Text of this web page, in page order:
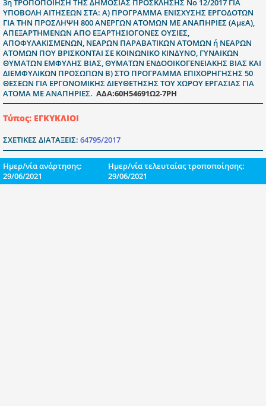
3η ΤΡΟΠΟΠΟΙΗΣΗ ΤΗΣ ΔΗΜΟΣΙΑΣ ΠΡΟΣΚΛΗΣΗΣ Νο 12/2017 ΓΙΑ
ΥΠΟΒΟΛΗ ΑΙΤΗΣΕΩΝ ΣΤΑ: Α) ΠΡΟΓΡΑΜΜΑ ΕΝΙΣΧΥΣΗΣ ΕΡΓΟΔΟΤΩΝ
ΓΙΑ ΤΗΝ ΠΡΟΣΛΗΨΗ 800 ΑΝΕΡΓΩΝ ΑΤΟΜΩΝ ΜΕ ΑΝΑΠΗΡΙΕΣ (ΑμεΑ),
ΑΠΕΞΑΡΤΗΜΕΝΩΝ ΑΠΟ ΕΞΑΡΤΗΣΙΟΓΟΝΕΣ ΟΥΣΙΕΣ,
ΑΠΟΦΥΛΑΚΙΣΜΕΝΩΝ, ΝΕΑΡΩΝ ΠΑΡΑΒΑΤΙΚΩΝ ΑΤΟΜΩΝ ή ΝΕΑΡΩΝ
ΑΤΟΜΩΝ ΠΟΥ ΒΡΙΣΚΟΝΤΑΙ ΣΕ ΚΟΙΝΩΝΙΚΟ ΚΙΝΔΥΝΟ, ΓΥΝΑΙΚΩΝ
ΘΥΜΑΤΩΝ ΕΜΦΥΛΗΣ ΒΙΑΣ, ΘΥΜΑΤΩΝ ΕΝΔΟΟΙΚΟΓΕΝΕΙΑΚΗΣ ΒΙΑΣ ΚΑΙ
ΔΙΕΜΦΥΛΙΚΩΝ ΠΡΟΣΩΠΩΝ Β) ΣΤΟ ΠΡΟΓΡΑΜΜΑ ΕΠΙΧΟΡΗΓΗΣΗΣ 50
ΘΕΣΕΩΝ ΓΙΑ ΕΡΓΟΝΟΜΙΚΗΣ ΔΙΕΥΘΕΤΗΣΗΣ ΤΟΥ ΧΩΡΟΥ ΕΡΓΑΣΙΑΣ ΓΙΑ
ΑΤΟΜΑ ΜΕ ΑΝΑΠΗΡΙΕΣ. ΑΔΑ:60Η54691Ω2-7ΡΗ
Τύπος: ΕΓΚΥΚΛΙΟΙ
ΣΧΕΤΙΚΕΣ ΔΙΑΤΑΞΕΙΣ: 64795/2017
Ημερ/νία ανάρτησης:
29/06/2021
Ημερ/νία τελευταίας τροποποίησης:
29/06/2021